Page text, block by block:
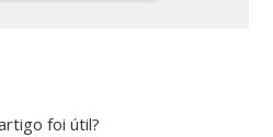
foi útil?